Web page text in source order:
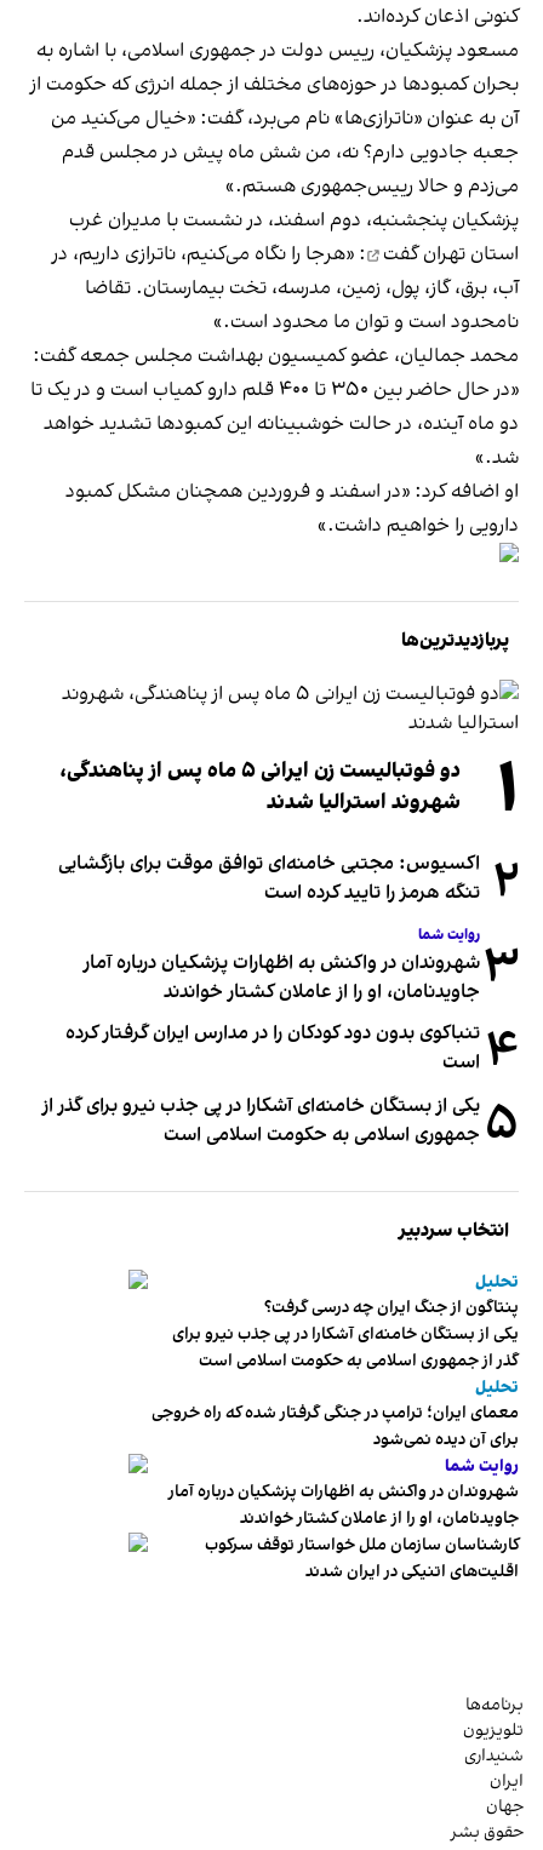
کنونی اذعان کرده‌اند.
مسعود پزشکیان، رییس ‌دولت در جمهوری اسلامی، با اشاره به
بحران کمبودها در حوزه‌های مختلف از جمله انرژی که حکومت از
آن به عنوان «ناترازی‌ها» نام می‌برد، گفت: «خیال می‌کنید من
جعبه جادویی دارم؟ نه، من شش ماه پیش در مجلس قدم
می‌زدم و حالا رییس‌جمهوری هستم.»
پزشکیان پنجشنبه، دوم اسفند، در نشست با مدیران غرب
استان تهران گفت
: «هرجا را نگاه می‌کنیم، ناترازی داریم، در
آب، برق، گاز، پول، زمین، مدرسه، تخت بیمارستان. تقاضا
نامحدود است و توان ما محدود است.»
محمد جمالیان، عضو کمیسیون بهداشت مجلس جمعه گفت:
«در حال حاضر بین ۳۵۰ تا ۴۰۰ قلم دارو کمیاب است و در یک تا
دو ماه آینده، در حالت خوشبینانه این کمبودها تشدید خواهد
شد.»
او اضافه کرد: «در اسفند و فروردین همچنان مشکل کمبود
دارویی را خواهیم داشت.»
پربازدیدترین‌ها
۱
دو فوتبالیست زن ایرانی ۵ ماه پس از پناهندگی،
شهروند استرالیا شدند
۲ اکسیوس: مجتبی خامنه‌ای توافق موقت برای بازگشایی
تنگه هرمز را تایید کرده است
۳ روایت شما
شهروندان در واکنش به اظهارات پزشکیان درباره آمار
جاویدنامان، او را از عاملان کشتار خواندند
۴ تنباکوی بدون دود کودکان را در مدارس ایران گرفتار کرده
است
۵ یکی از بستگان خامنه‌ای آشکارا در پی جذب نیرو برای گذر از
جمهوری اسلامی به حکومت اسلامی است
انتخاب سردبیر
تحلیل
پنتاگون از جنگ ایران چه درسی گرفت؟
یکی از بستگان خامنه‌ای آشکارا در پی جذب نیرو برای
گذر از جمهوری اسلامی به حکومت اسلامی است
تحلیل
معمای ایران؛ ترامپ در جنگی گرفتار شده که راه خروجی
برای آن دیده نمی‌شود
روایت شما
شهروندان در واکنش به اظهارات پزشکیان درباره آمار
جاویدنامان، او را از عاملان کشتار خواندند
کارشناسان سازمان ملل خواستار توقف سرکوب
اقلیت‌های اتنیکی در ایران شدند
برنامه‌ها
تلویزیون
شنیداری
ایران
جهان
حقوق بشر